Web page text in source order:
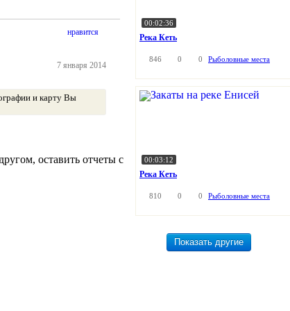
нравится
и карту Вы
7 января 2014
00:02:36
Река Кеть
846 0 0 Рыболовные места
00:03:12
Река Кеть
810 0 0 Рыболовные места
оставить отчеты с